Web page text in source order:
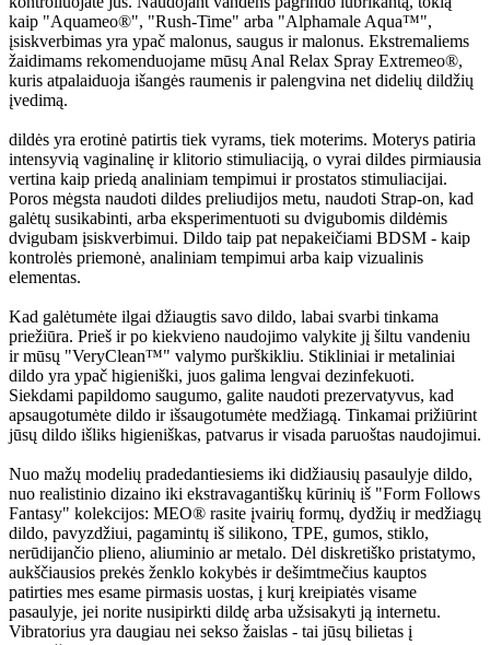
kaip "Aquameo®", "Rush-Time" arba "Alphamale Aqua™",
įsiskverbimas yra ypač malonus, saugus ir malonus. Ekstremaliems
žaidimams rekomenduojame mūsų Anal Relax Spray Extremeo®,
kuris atpalaiduoja išangės raumenis ir palengvina net didelių dildžių
įvedimą.
dildės yra erotinė patirtis tiek vyrams, tiek moterims. Moterys patiria
intensyvią vaginalinę ir klitorio stimuliaciją, o vyrai dildes pirmiausia
vertina kaip priedą analiniam tempimui ir prostatos stimuliacijai.
Poros mėgsta naudoti dildes preliudijos metu, naudoti Strap-on, kad
galėtų susikabinti, arba eksperimentuoti su dvigubomis dildėmis
dvigubam įsiskverbimui. Dildo taip pat nepakeičiami BDSM - kaip
kontrolės priemonė, analiniam tempimui arba kaip vizualinis
elementas.
Kad galėtumėte ilgai džiaugtis savo dildo, labai svarbi tinkama
priežiūra. Prieš ir po kiekvieno naudojimo valykite jį šiltu vandeniu
ir mūsų "VeryClean™" valymo purškikliu. Stikliniai ir metaliniai
dildo yra ypač higieniški, juos galima lengvai dezinfekuoti.
Siekdami papildomo saugumo, galite naudoti prezervatyvus, kad
apsaugotumėte dildo ir išsaugotumėte medžiagą. Tinkamai prižiūrint
jūsų dildo išliks higieniškas, patvarus ir visada paruoštas naudojimui.
Nuo mažų modelių pradedantiesiems iki didžiausių pasaulyje dildo,
nuo realistinio dizaino iki ekstravagantiškų kūrinių iš "Form Follows
Fantasy" kolekcijos: MEO® rasite įvairių formų, dydžių ir medžiagų
dildo, pavyzdžiui, pagamintų iš silikono, TPE, gumos, stiklo,
nerūdijančio plieno, aliuminio ar metalo. Dėl diskretiško pristatymo,
aukščiausios prekės ženklo kokybės ir dešimtmečius kauptos
patirties mes esame pirmasis uostas, į kurį kreipiatės visame
pasaulyje, jei norite nusipirkti dildę arba užsisakyti ją internetu.
Vibratorius yra daugiau nei sekso žaislas - tai jūsų bilietas į